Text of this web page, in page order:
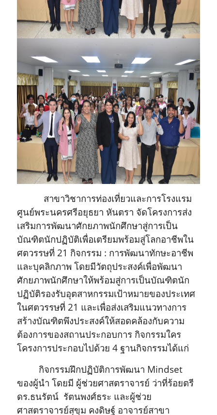
สาขาวิชาการท่องเที่ยวและการโรงแรม
ศูนย์พระนครศรีอยุธยา หันตรา จัดโครงการส่ง
เสริมการพัฒนาศักยภาพนักศึกษาสู่การเป็น
บัณฑิตนักปฏิบัติเพื่อเตรียมพร้อมสู่โลกอาชีพใน
ศตวรรษที่ 21 กิจกรรม : การพัฒนาทักษะอาชีพ
และบุคลิกภาพ โดยมีวัตถุประสงค์เพื่อพัฒนา
ศักยภาพนักศึกษาให้พร้อมสู่การเป็นบัณฑิตนัก
ปฏิบัติรองรับอุตสาหกรรมเป้าหมายของประเทศ
ในศตวรรษที่ 21 และเพื่อส่งเสริมแนวทางการ
สร้างบัณฑิตพึงประสงค์ให้สอดคล้องกับความ
ต้องการของสถานประกอบการ กิจกรรมใคร
โครงการประกอบไปด้วย 4 ฐานกิจกรรมได้แก่
กิจกรรมฝึกปฏิบัติการพัฒนา Mindset
ของผู้นำ โดยมี ผู้ช่วยศาสตราจารย์ ว่าที่ร้อยตรี
ดร.ธนรัตน์ รัตนพงศ์ธระ และผู้ช่วย
ศาสตราจารย์สุขุม คงดิษฐ์ อาจารย์สาขา